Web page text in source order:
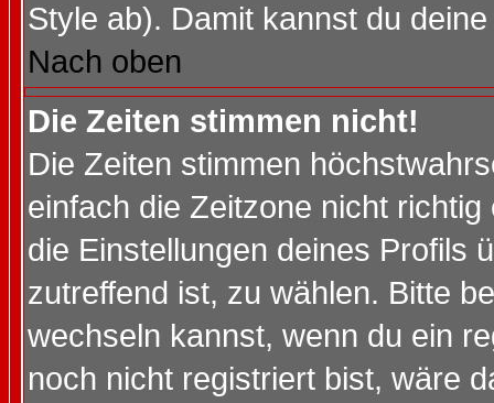
Style ab). Damit kannst du
Nach oben
Die Zeiten stimmen nicht!
Die Zeiten stimmen
einfach die Zeitzone nicht
die Einstellungen deines Profils
zutreffend ist, zu wählen. Bitte
wechseln kannst, wenn du ein
noch nicht registriert bist, wäre